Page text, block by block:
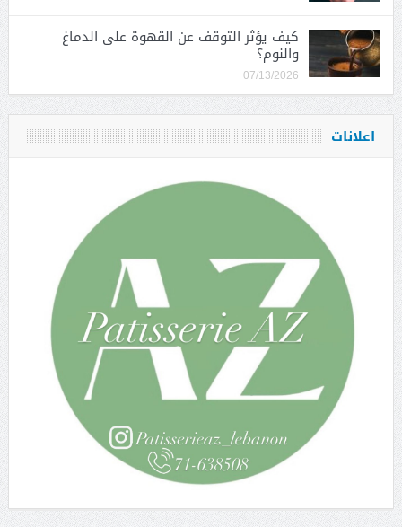
كيف يؤثر التوقف عن القهوة على الدماغ
والنوم؟
07/13/2026
اعلانات